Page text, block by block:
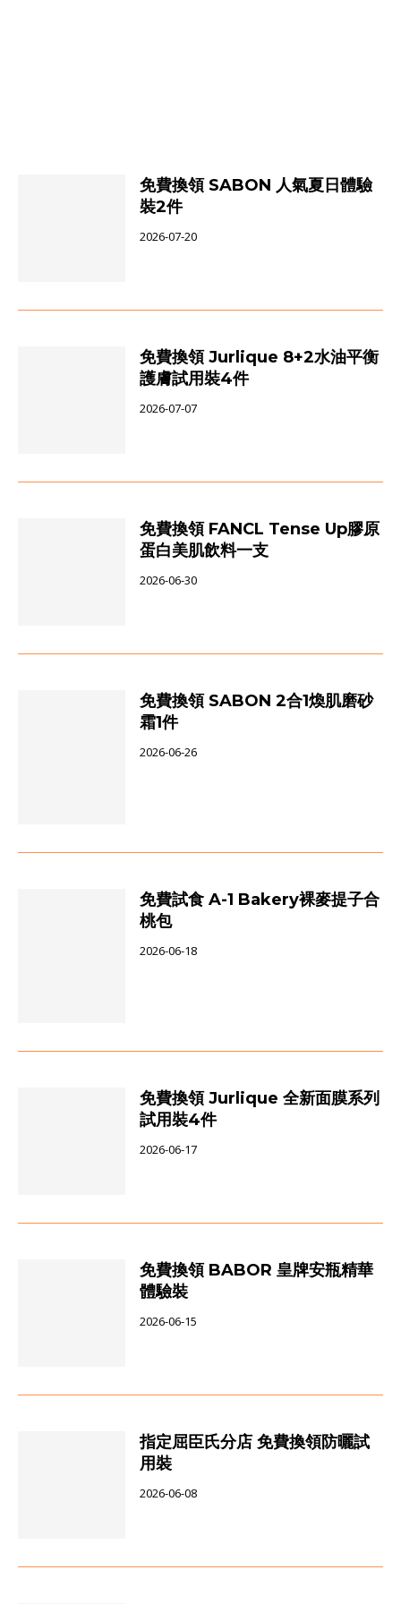
免費換領 SABON 人氣夏日體驗
裝2件
2026-07-20
免費換領 Jurlique 8+2水油平衡
護膚試用裝4件
2026-07-07
免費換領 FANCL Tense Up膠原
蛋白美肌飲料一支
2026-06-30
免費換領 SABON 2合1煥肌磨砂
霜1件
2026-06-26
免費試食 A-1 Bakery裸麥提子合
桃包
2026-06-18
免費換領 Jurlique 全新面膜系列
試用裝4件
2026-06-17
免費換領 BABOR 皇牌安瓶精華
體驗裝
2026-06-15
指定屈臣氏分店 免費換領防曬試
用裝
2026-06-08